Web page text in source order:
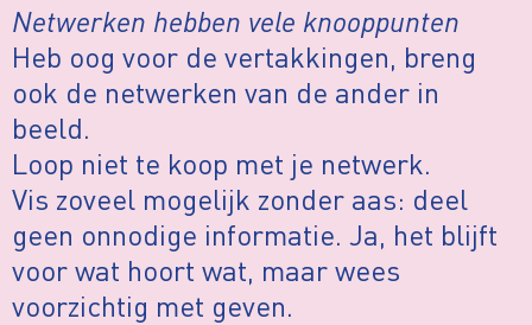
Netwerken hebben vele knooppunten
Heb oog voor de vertakkingen, breng
ook de netwerken van de ander in
beeld.
Loop niet te koop met je netwerk.
Vis zoveel mogelijk zonder aas: deel
geen onnodige informatie. Ja, het blijft
voor wat hoort wat, maar wees
voorzichtig met geven.